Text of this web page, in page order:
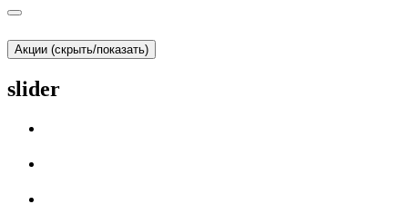
Акции (скрыть/показать)
slider